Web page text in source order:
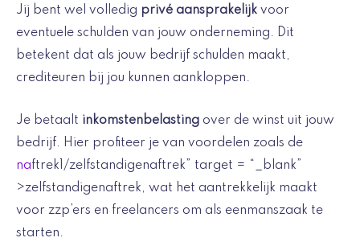
Jij bent wel volledig privé aansprakelijk voor
eventuele schulden van jouw onderneming. Dit
betekent dat als jouw bedrijf schulden maakt,
crediteuren bij jou kunnen aankloppen.
Je betaalt inkomstenbelasting over de winst uit jouw
bedrijf. Hier profiteer je van voordelen zoals de
naftrek1/zelfstandigenaftrek” target = “_blank”
>zelfstandigenaftrek, wat het aantrekkelijk maakt
voor zzp’ers en freelancers om als eenmanszaak te
starten.